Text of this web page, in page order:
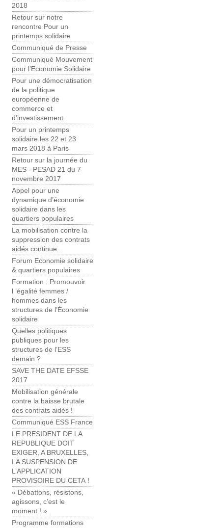
2018
Retour sur notre
rencontre Pour un
printemps solidaire
Communiqué de Presse
Communiqué Mouvement
pour l’Economie Solidaire
Pour une démocratisation
de la politique
européenne de
commerce et
d’investissement
Pour un printemps
solidaire les 22 et 23
mars 2018 à Paris
Retour sur la journée du
MES - PESAD 21 du 7
novembre 2017
Appel pour une
dynamique d’économie
solidaire dans les
quartiers populaires
La mobilisation contre la
suppression des contrats
aidés continue...
Forum Economie solidaire
& quartiers populaires
Formation : Promouvoir
l ’égalité femmes /
hommes dans les
structures de l’Économie
solidaire
Quelles politiques
publiques pour les
structures de l’ESS
demain ?
SAVE THE DATE EFSSE
2017
Mobilisation générale
contre la baisse brutale
des contrats aidés !
Communiqué ESS France
LE PRESIDENT DE LA
REPUBLIQUE DOIT
EXIGER, A BRUXELLES,
LA SUSPENSION DE
L’APPLICATION
PROVISOIRE DU CETA !
« Débattons, résistons,
agissons, c’est le
moment ! » .
Programme formations